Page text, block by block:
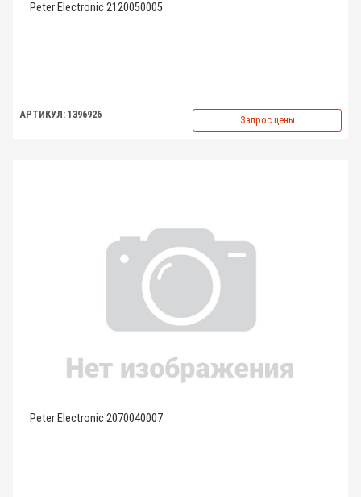
Peter Electronic 2120050005
АРТИКУЛ: 1396926 Запрос цены
Peter Electronic 2070040007